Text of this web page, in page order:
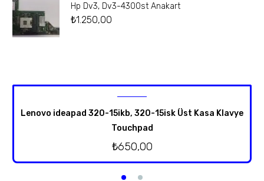
Hp Dv3, Dv3-4300st Anakart
₺1.250,00
Lenovo ideapad 320-15ikb, 320-15isk Üst Kasa Klavye
Touchpad
₺650,00